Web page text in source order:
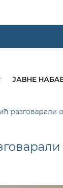
ЈАВНЕ
разговарали